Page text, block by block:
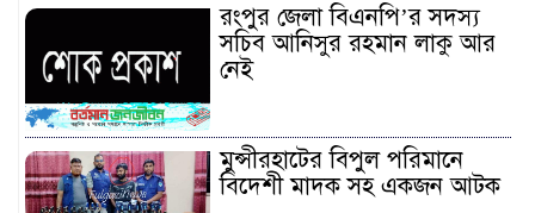
রংপুর জেলা বিএনপি’র সদস্য
সচিব আনিসুর রহমান লাকু আর
নেই
মুন্সীরহাটের বিপুল পরিমানে
বিদেশী মাদক সহ একজন আটক